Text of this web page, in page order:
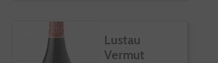
Lustau
Vermut